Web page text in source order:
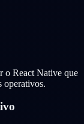
o React Native que
operativos.